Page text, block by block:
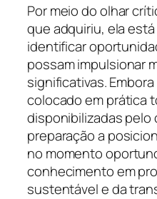
Por meio do olhar
que adquiriu, ela
identificar
possam impulsionar
significativas.
colocado em prática
disponibilizadas pelo
preparação a
no momento
conhecimento em
sustentável e da